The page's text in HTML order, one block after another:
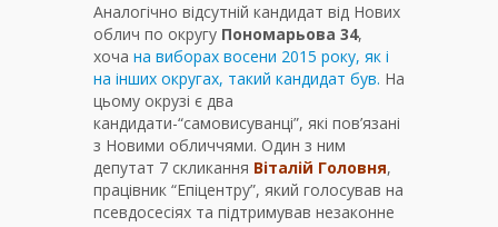
Аналогічно відсутній кандидат від Нових
облич по округу Пономарьова 34,
хоча на виборах восени 2015 року, як і
на інших округах, такий кандидат був. На
цьому окрузі є два
кандидати-“самовисуванці”, які пов’язані
з Новими обличчями. Один з ним
депутат 7 скликання Віталій Головня,
працівник “Епіцентру”, який голосував на
псевдосесіях та підтримував незаконне